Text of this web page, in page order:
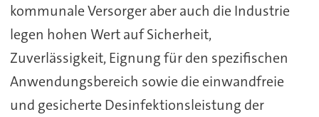
kommunale Versorger aber auch die Industrie
legen hohen Wert auf Sicherheit,
Zuverlässigkeit, Eignung für den spezifischen
Anwendungsbereich sowie die einwandfreie
und gesicherte Desinfektionsleistung der